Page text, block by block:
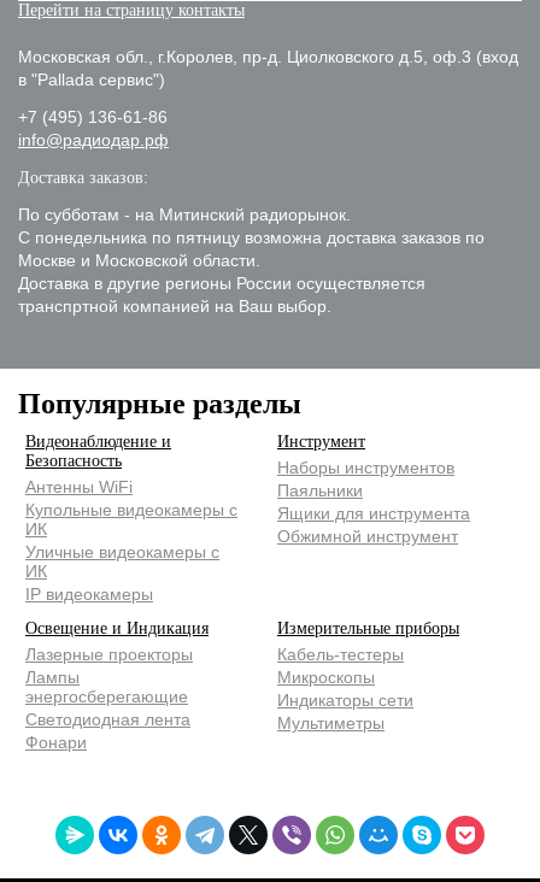
Перейти на страницу контакты
Московская обл., г.Королев, пр-д. Циолковского д.5, оф.3 (вход
в "Pallada сервис")
+7 (495) 136-61-86
info@радиодар.рф
Доставка заказов:
По субботам - на Митинский радиорынок.
С понедельника по пятницу возможна доставка заказов по
Москве и Московской области.
Доставка в другие регионы России осуществляется
транспртной компанией на Ваш выбор.
Популярные разделы
Видеонаблюдение и
Безопасность
Антенны WiFi
Купольные видеокамеры с
ИК
Уличные видеокамеры с
ИК
IP видеокамеры
Инструмент
Наборы инструментов
Паяльники
Ящики для инструмента
Обжимной инструмент
Освещение и Индикация
Лазерные проекторы
Лампы
энергосберегающие
Светодиодная лента
Фонари
Измерительные приборы
Кабель-тестеры
Микроскопы
Индикаторы сети
Мультиметры